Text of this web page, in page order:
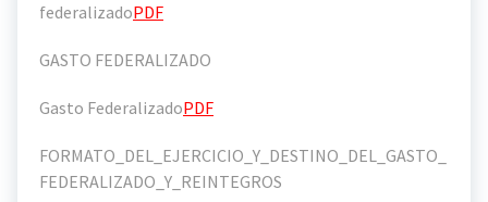
federalizadoPDF
GASTO FEDERALIZADO
Gasto FederalizadoPDF
FORMATO_DEL_EJERCICIO_Y_DESTINO_DEL_GASTO_
FEDERALIZADO_Y_REINTEGROS